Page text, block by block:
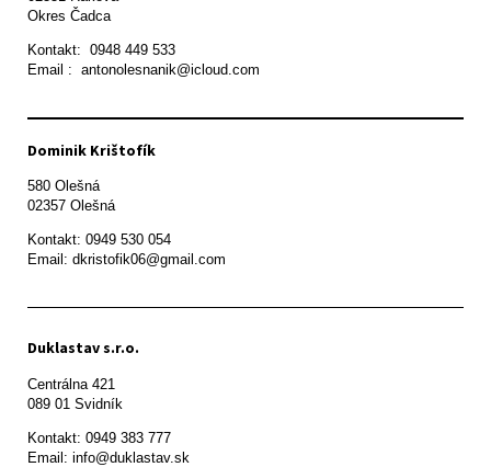
Okres Čadca
Kontakt:  0948 449 533
Email :  antonolesnanik@icloud.com
Dominik Krištofík
580 Olešná
Kontakt: 0949 530 054
Email: dkristofik06@gmail.com
Duklastav s.r.o.
Centrálna 421
089 01 Svidník
Kontakt: 0949 383 777
Email: info@duklastav.sk